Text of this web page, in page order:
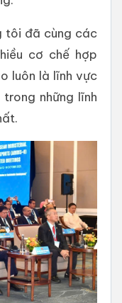
tôi đã cùng các
cơ chế hợp
luôn là lĩnh vực
những lĩnh